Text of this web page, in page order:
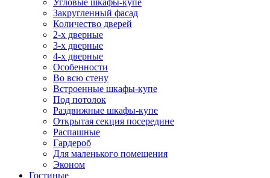
Угловые шкафы-купе
Закругленный фасад
Количество дверей
2-х дверные
3-х дверные
4-х дверные
Особенности
Во всю стену
Встроенные шкафы-купе
Под потолок
Раздвижные шкафы-купе
Открытая секция посередине
Распашные
Гардероб
Для маленького помещения
Эконом
Гостиные